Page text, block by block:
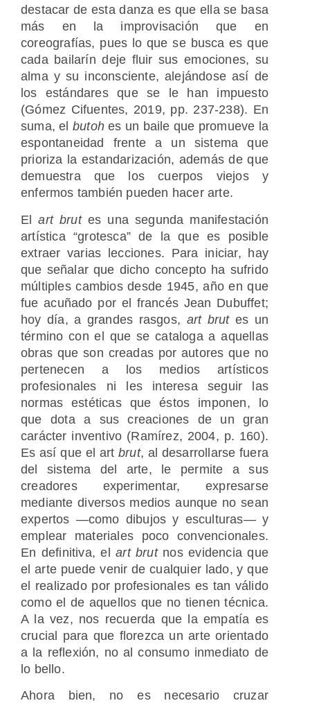
destacar de esta danza es que ella se basa
más en la improvisación que en
coreografías, pues lo que se busca es que
cada bailarín deje fluir sus emociones, su
alma y su inconsciente, alejándose así de
los estándares que se le han impuesto
(Gómez Cifuentes, 2019, pp. 237-238). En
suma, el butohes un baile que promueve la
espontaneidad frente a un sistema que
prioriza la estandarización, además de que
demuestra que los cuerpos viejos y
enfermos también pueden hacer arte.
Elart brutes una segunda manifestación
artística “grotesca” de la que es posible
extraer varias lecciones. Para iniciar, hay
que señalar que dicho concepto ha sufrido
múltiples cambios desde 1945, año en que
fue acuñado por el francés Jean Dubuffet;
hoy día, a grandes rasgos, art brutes un
término con el que se cataloga a aquellas
obras que son creadas por autores que no
pertenecen a los medios artísticos
profesionales ni les interesa seguir las
normas estéticas que éstos imponen, lo
que dota a sus creaciones de un gran
carácter inventivo (Ramírez, 2004, p. 160).
Es así que el art brut, al desarrollarse fuera
del sistema del arte, le permite a sus
creadores experimentar, expresarse
mediante diversos medios aunque no sean
expertos —como dibujos y esculturas— y
emplear materiales poco convencionales.
En definitiva, elart brutnos evidencia que
el arte puede venir de cualquier lado, y que
el realizado por profesionales es tan válido
como el de aquellos que no tienen técnica.
A la vez, nos recuerda que la empatía es
crucial para que florezca un arte orientado
a la reflexión, no al consumo inmediato de
lo bello.
Ahora bien, no es necesario cruzar